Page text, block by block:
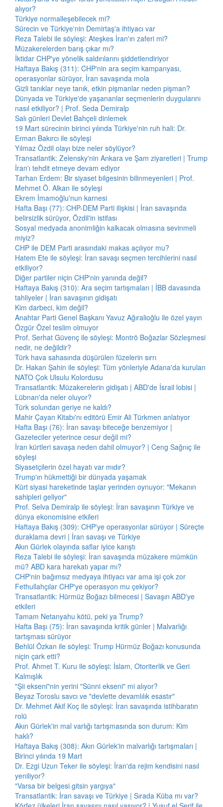
alıyor?
Türkiye normalleşebilecek mi?
Sürecin ve Türkiye'nin Demirtaş'a ihtiyacı var
Reza Talebi ile söyleşi: Ateşkes İran'ın zaferi mi?
Müzakerelerden barış çıkar mı?
İktidar CHP'ye yönelik saldırılarını şiddetlendiriyor
Haftaya Bakış (311): CHP'nin ara seçim kampanyası,
operasyonlar sürüyor, İran savaşında mola
Gizli tanıklar neye tanık, etkin pişmanlar neden pişman?
Dünyada ve Türkiye'de yaşananlar seçmenlerin duygularını
nasıl etkiliyor? | Prof. Seda Demiralp
Salı günleri Devlet Bahçeli dinlemek
19 Mart sürecinin birinci yılında Türkiye'nin ruh hali: Dr.
Erman Bakırcı ile söyleşi
Yılmaz Özdil olayı bize neler söylüyor?
Transatlantik: Zelensky'nin Ankara ve Şam ziyaretleri | Trump
İran'ı tehdit etmeye devam ediyor
Tarhan Erdem: Bir siyaset bilgesinin bilinmeyenleri | Prof.
Mehmet Ö. Alkan ile söyleşi
Ekrem İmamoğlu'nun karnesi
Hafta Başı (77): CHP-DEM Parti ilişkisi | İran savaşında
belirsizlik sürüyor, Özdil'in istifası
Sosyal medyada anonimliğin kalkacak olmasına sevinmeli
miyiz?
CHP ile DEM Parti arasındaki makas açılıyor mu?
Hatem Ete ile söyleşi: İran savaşı seçmen tercihlerini nasıl
etkiliyor?
Diğer partiler niçin CHP'nin yanında değil?
Haftaya Bakış (310): Ara seçim tartışmaları | İBB davasında
tahliyeler | İran savaşının gidişatı
Kim darbeci, kim değil?
Anahtar Parti Genel Başkanı Yavuz Ağıralioğlu ile özel yayın
Özgür Özel teslim olmuyor
Prof. Serhat Güvenç ile söyleşi: Montrö Boğazlar Sözleşmesi
nedir, ne değildir?
Türk hava sahasında düşürülen füzelerin sırrı
Dr. Hakan Şahin ile söyleşi: Tüm yönleriyle Adana'da kurulan
NATO Çok Ulsulu Kolordusu
Transatlantik: Müzakerelerin gidişatı | ABD'de İsrail lobisi |
Lübnan'da neler oluyor?
Türk solundan geriye ne kaldı?
Mahir Çayan Kitabı'nı editörü Emir Ali Türkmen anlatıyor
Hafta Başı (76): İran savaşı biteceğe benzemiyor |
Gazeteciler yeterince cesur değil mi?
İran kürtleri savaşa neden dahil olmuyor? | Ceng Sağnıç ile
söyleşi
Siyasetçilerin özel hayatı var mıdır?
Trump'ın hükmettiği bir dünyada yaşamak
Kürt siyasi hareketinde taşlar yerinden oynuyor: "Mekanın
sahipleri geliyor"
Prof. Selva Demiralp ile söyleşi: İran savaşının Türkiye ve
dünya ekonomisine etkileri
Haftaya Bakış (309): CHP'ye operasyonlar sürüyor | Süreçte
duraklama devri | İran savaşı ve Türkiye
Akın Gürlek olayında saflar iyice karıştı
Reza Talebi ile söyleşi: İran savaşında müzakere mümkün
mü? ABD kara harekatı yapar mı?
CHP'nin bağımsız medyaya ihtiyacı var ama işi çok zor
Fethullahçılar CHP'ye operasyon mu çekiyor?
Transatlantik: Hürmüz Boğazı bilmecesi | Savaşın ABD'ye
etkileri
Tamam Netanyahu kötü, peki ya Trump?
Hafta Başı (75): İran savaşında kritik günler | Malvarlığı
tartışması sürüyor
Behlül Özkan ile söyleşi: Trump Hürmüz Boğazı konusunda
niçin çark etti?
Prof. Ahmet T. Kuru ile söyleşi: İslam, Otoriterlik ve Geri
Kalmışlık
"Şii ekseni"nin yerini "Sünni ekseni" mi alıyor?
Beyaz Toroslu savcı ve "devlette devamlılık esastır"
Dr. Mehmet Akif Koç ile söyleşi: İran savaşında istihbaratın
rolü
Akın Gürlek'in mal varlığı tartışmasında son durum: Kim
haklı?
Haftaya Bakış (308): Akın Gürlek'in malvarlığı tartışmaları |
Birinci yılında 19 Mart
Dr. Ezgi Uzun Teker ile söyleşi: İran'da rejim kendisini nasıl
yeniliyor?
"Varsa bir belgesi gitsin yargıya"
Transatlantik: İran savaşı ve Türkiye | Sırada Küba mı var?